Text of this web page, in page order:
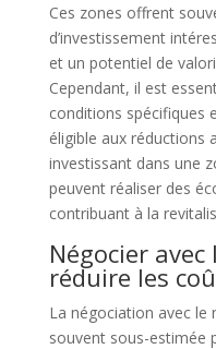
Ces zones offrent
d’investissement
et un potentiel de
Cependant, il est
conditions spécifiques
éligible aux réductions
investissant dans une
peuvent réaliser des
contribuant à la
Négocier
réduire les
La négociation avec le
souvent sous-estimée